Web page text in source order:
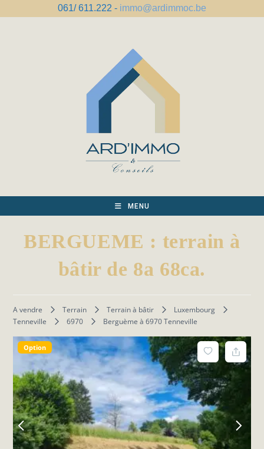
061/ 611.222 - immo@ardimmoc.be
MENU
BERGUEME : terrain à
bâtir de 8a 68ca.
A vendre Terrain Terrain à bâtir
Luxembourg
Tenneville
6970 Berguème à 6970 Tenneville
Option